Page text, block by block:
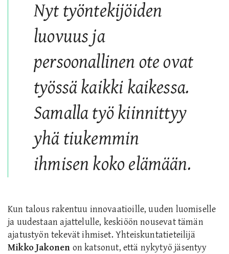
Nyt työntekijöiden
luovuus ja
persoonallinen ote ovat
työssä kaikki kaikessa.
Samalla työ kiinnittyy
yhä tiukemmin
ihmisen koko elämään.
Kun talous rakentuu innovaatioille, uuden luomiselle
ja uudestaan ajattelulle, keskiöön nousevat tämän
ajatustyön tekevät ihmiset. Yhteiskuntatieteilijä
Mikko Jakonen on katsonut, että nykytyö jäsentyy